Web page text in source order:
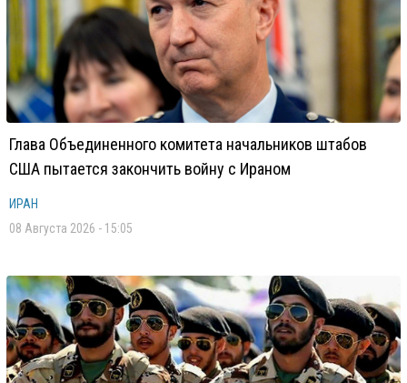
Глава Объединенного комитета начальников штабов
США пытается закончить войну с Ираном
ИРАН
08 Августа 2026 - 15:05